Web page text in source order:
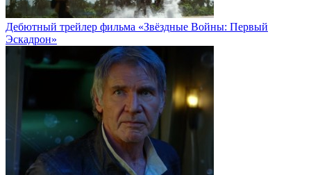
Дебютный трейлер фильма «Звёздные Войны: Первый
Эскадрон»